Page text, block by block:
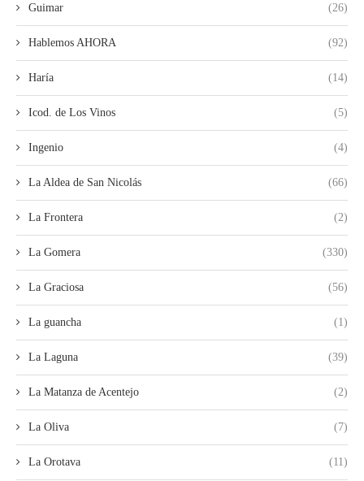
Guimar (26)
Hablemos AHORA (92)
Haría (14)
Icod. de Los Vinos (5)
Ingenio (4)
La Aldea de San Nicolás (66)
La Frontera (2)
La Gomera (330)
La Graciosa (56)
La guancha (1)
La Laguna (39)
La Matanza de Acentejo (2)
La Oliva (7)
La Orotava (11)